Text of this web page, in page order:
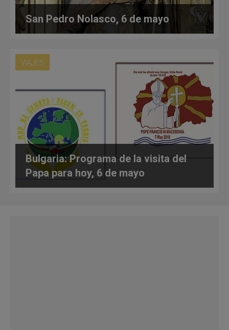
San Pedro Nolasco, 6 de mayo
VIAJES
Bulgaria: Programa de la visita del
Papa para hoy, 6 de mayo